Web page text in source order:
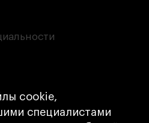
cookie,
специалистами
с господдержкой
образовательной
«Универсальный